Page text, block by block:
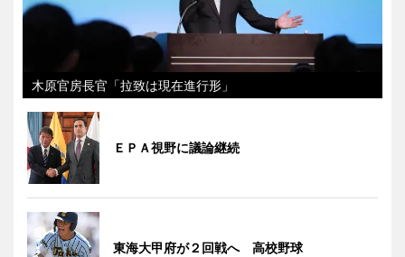
木原官房長官「拉致は現在進行形」
ＥＰＡ視野に議論継続
東海大甲府が２回戦へ 高校野球